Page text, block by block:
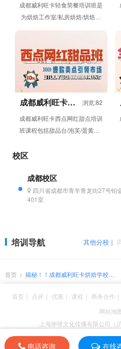
成都威利旺卡轻食简餐培训班是
为烘焙工作室/私房烘焙/烘焙相
关创业者人群开设的课程，包括
成都威利旺卡西
班
浏览:82
成都威利旺卡西点网红甜点培训
班课程包括甜品台/泡芙/蛋黄酥/I
插件饮/商用设备操作/成...
校区
成都校区
四川省成都市青羊青龙街27号铂
401室
其他分校 |
培训导航
首页 > 揭秘！！成都威利旺卡烘焙学校的
首页 | 点评 | 优惠 | 课程 | 商务合作 |
网站地
上海咿呀文化传播有限公司（
电话咨询 在线
电话咨询 在线